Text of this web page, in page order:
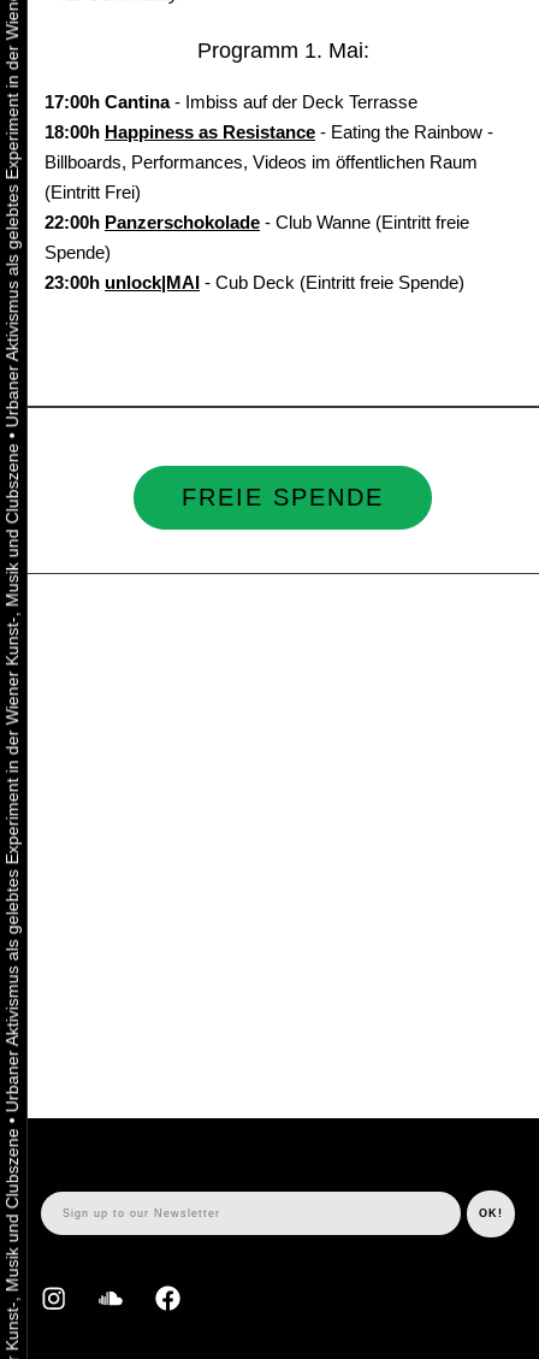
•
Urbaner Aktivismus als gelebtes Experiment in der Wiener Kunst-, Musik und Clubszene
•
Programm 1. Mai:
17:00h Cantina- Imbiss auf der Deck Terrasse
18:00h Happiness as Resistance - Eating the Rainbow -
Billboards, Performances, Videos im öffentlichen Raum
(Eintritt Frei)
22:00h Panzerschokolade - Club Wanne (Eintritt freie
Spende)
23:00h unlock|MAI - Cub Deck (Eintritt freie Spende)
FREIE SPENDE